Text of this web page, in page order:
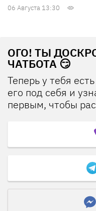
06 Августа 13:30
ОГО! ТЫ
ЧАТБОТА 😏
Теперь у тебя
его под себя и
первым, чтобы